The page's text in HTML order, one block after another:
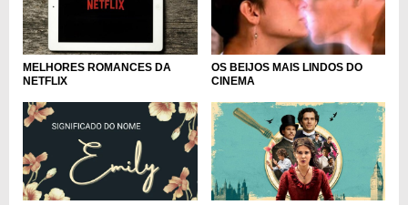
MELHORES ROMANCES DA
NETFLIX
OS BEIJOS MAIS LINDOS DO
CINEMA